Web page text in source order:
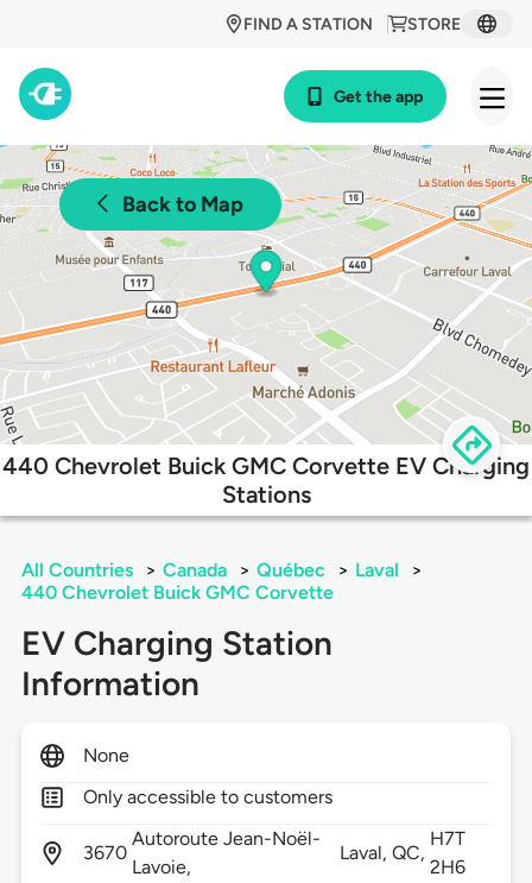
STORE
FIND A STATION
Get the app
Back to Map
440 Chevrolet Buick GMC Corvette EV Charging
Stations
All Countries > Canada > Québec > Laval
>
440 Chevrolet Buick GMC Corvette
EV Charging Station
Information
None
Only accessible to customers
3670
Autoroute Jean-Noël-
Lavoie,
Laval, QC,
H7T
2H6